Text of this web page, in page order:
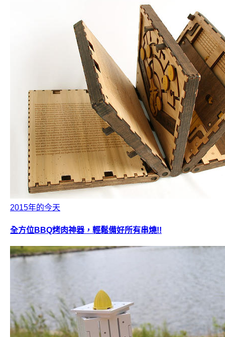
2015年的今天
全方位BBQ烤肉神器，輕鬆備好所有串燒!!